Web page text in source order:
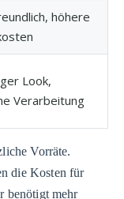
höhere
Look,
Verarbeitung
Vorräte.
die Kosten für
benötigt mehr